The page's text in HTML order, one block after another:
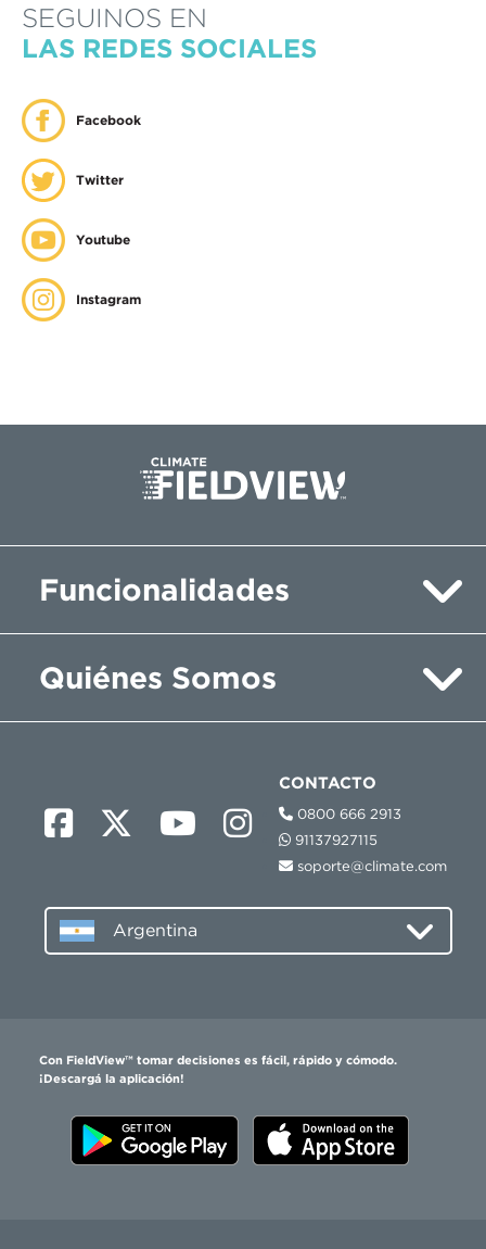
SEGUINOS EN
LAS REDES SOCIALES
Facebook
Twitter
Youtube
Instagram
Con FieldView™ tomar decisiones es fácil, rápido y cómodo.
¡Descargá la aplicación!
Funcionalidades
Quiénes Somos
CONTACTO
0800 666 2913
91137927115
soporte@climate.com
Argentina